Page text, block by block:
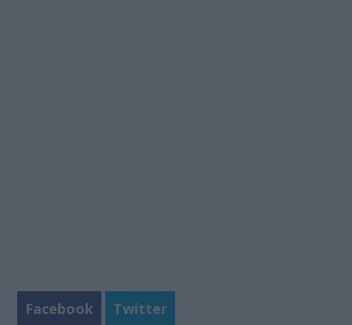
Facebook
Twitter